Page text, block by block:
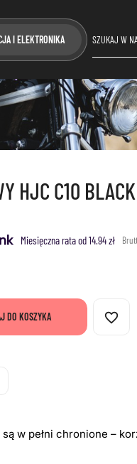
I ELEKTRONIKA
HJC C10
Miesięczna rata od 14.94 zł
DO KOSZYKA favorite_border
w pełni chronione –